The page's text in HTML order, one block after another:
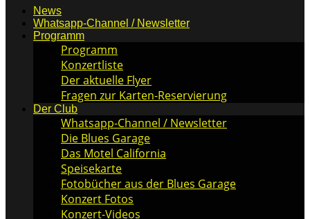
News
Whatsapp-Channel / Newsletter
Programm
Programm
Konzertliste
Der aktuelle Flyer
Fragen zur Karten-Reservierung
Der Club
Whatsapp-Channel / Newsletter
Die Blues Garage
Das Motel California
Speisekarte
Fotobücher aus der Blues Garage
Konzert Fotos
Konzert-Videos